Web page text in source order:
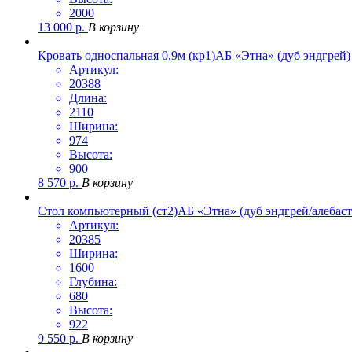
2000
13 000 р. В корзину
Кровать односпальная 0,9м (кр1)АБ «Этна» (дуб эндгрей)
Артикул:
20388
Длина:
2110
Ширина:
974
Высота:
900
8 570 р. В корзину
Стол компьютерный (ст2)АБ «Этна» (дуб эндгрей/
Артикул:
20385
Ширина:
1600
Глубина:
680
Высота:
922
9 550 р. В корзину